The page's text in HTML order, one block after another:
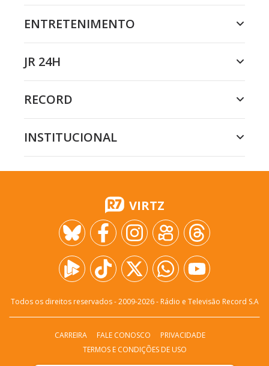
ENTRETENIMENTO
JR 24H
RECORD
INSTITUCIONAL
VIRTZ
Todos os direitos reservados - 2009-2026- Rádio e Televisão Record S.A
CARREIRA FALE CONOSCO
PRIVACIDADE
TERMOS E CONDIÇÕES DE USO